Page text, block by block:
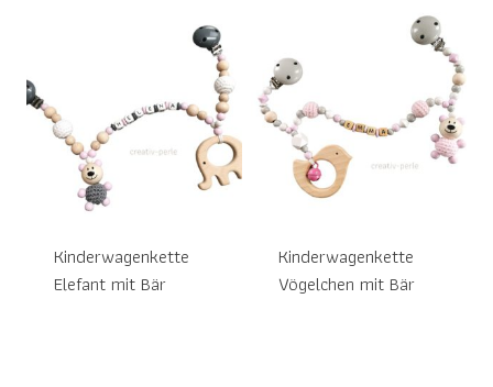
Kinderwagenkette
Elefant mit Bär
Kinderwagenkette
Vögelchen mit Bär